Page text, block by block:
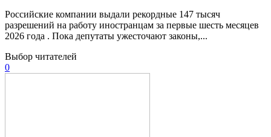
Российские компании выдали рекордные 147 тысяч
разрешений на работу иностранцам за первые шесть месяцев
2026 года . Пока депутаты ужесточают законы,...
Выбор читателей
0